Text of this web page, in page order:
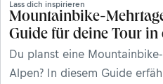
Lass dich inspirieren
Mountainbike-
Guide für deine Tour in
Du planst eine
Alpen? In diesem Guide